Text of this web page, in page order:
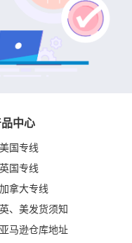
中心
美国专线
英国专线
加拿大专线
英、美发货须知
亚马逊仓库地址